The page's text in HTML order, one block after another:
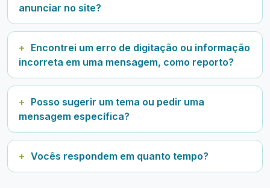
anunciar no site?
Encontrei um erro de digitação ou informação
incorreta em uma mensagem, como reporto?
Posso sugerir um tema ou pedir uma
mensagem específica?
Vocês respondem em quanto tempo?